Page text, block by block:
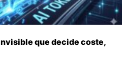
que decide coste,